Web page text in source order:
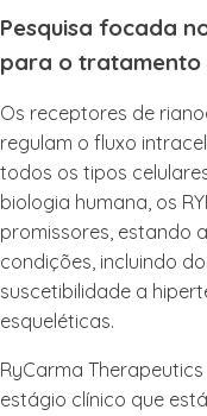
Pesquisa focada
para o tratamento
Os receptores de
regulam o fluxo
todos os tipos
biologia humana, os
promissores, estando
condições, incluindo
suscetibilidade a
esqueléticas.
RyCarma
estágio clínico que